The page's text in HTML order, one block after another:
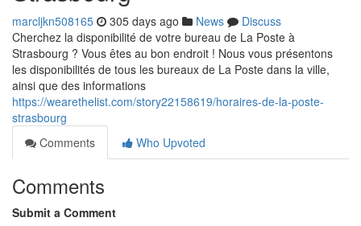
marcljkn508165 305 days ago News
Discuss
Cherchez la disponibilité de votre bureau de La Poste à
Strasbourg ? Vous êtes au bon endroit ! Nous vous présentons
les disponibilités de tous les bureaux de La Poste dans la ville,
ainsi que des informations
https://wearethelist.com/story22158619/horaires-de-la-poste-
strasbourg
Comments
Who Upvoted
Comments
Submit a Comment